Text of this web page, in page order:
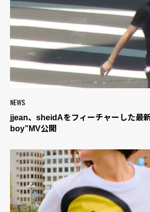
NEWS
jjean、sheidAをフィーチャーした最
boy”MV公開